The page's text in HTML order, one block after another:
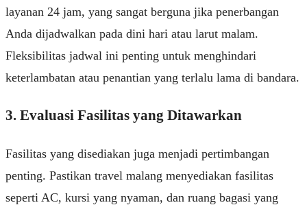
layanan 24 jam, yang sangat berguna jika penerbangan
Anda dijadwalkan pada dini hari atau larut malam.
Fleksibilitas jadwal ini penting untuk menghindari
keterlambatan atau penantian yang terlalu lama di bandara.
3. Evaluasi Fasilitas yang Ditawarkan
Fasilitas yang disediakan juga menjadi pertimbangan
penting. Pastikan travel malang menyediakan fasilitas
seperti AC, kursi yang nyaman, dan ruang bagasi yang